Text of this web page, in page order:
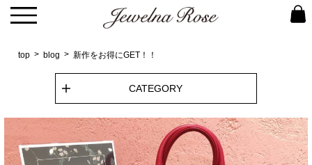
top blog 新作をお得にGET！！
CATEGORY